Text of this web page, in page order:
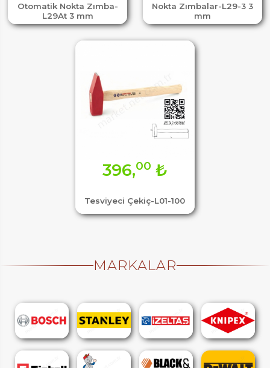
Otomatik Nokta Zımba-
L29At 3 mm
Nokta Zımbalar-L29-3 3
mm
Tesviyeci Çekiç-L01-100
396,00 ₺
MARKALAR